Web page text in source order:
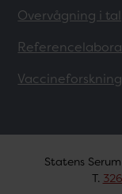
Overvågning i
Vaccineforskning
Statens
T.